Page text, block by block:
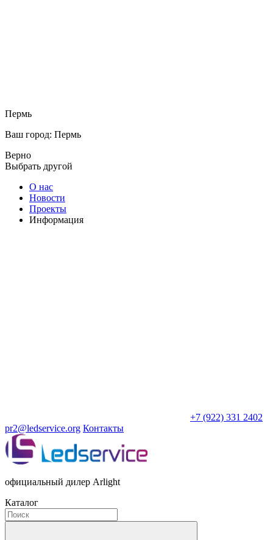
Пермь
Ваш город: Пермь
Верно
Выбрать другой
О нас
Новости
Проекты
Информация
+7 (922) 331 2402
pr2@ledservice.org Контакты
официальный дилер Arlight
Каталог